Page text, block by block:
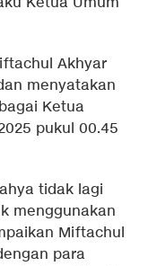
Akhyar
menyatakan
Ketua
pukul 00.45
tidak lagi
menggunakan
Miftachul
para